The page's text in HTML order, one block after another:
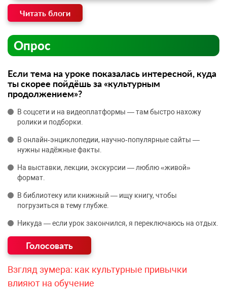
Читать блоги
Опрос
Если тема на уроке показалась интересной, куда
ты скорее пойдёшь за «культурным
продолжением»?
В соцсети и на видеоплатформы — там быстро нахожу
ролики и подборки.
В онлайн‑энциклопедии, научно‑популярные сайты —
нужны надёжные факты.
На выставки, лекции, экскурсии — люблю «живой»
формат.
В библиотеку или книжный — ищу книгу, чтобы
погрузиться в тему глубже.
Никуда — если урок закончился, я переключаюсь на отдых.
Взгляд зумера: как культурные привычки
влияют на обучение